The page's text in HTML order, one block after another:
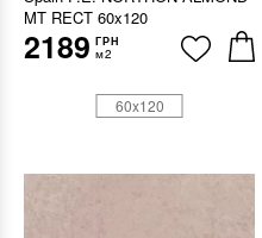
MT RECT 60x120
2189 ГРН
м2
60x120